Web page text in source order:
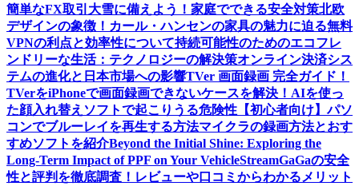
簡単なFX取引 大雪に備えよう！家庭でできる安全対策北欧
デザインの象徴！カール・ハンセンの家具の魅力に迫る無料
VPNの利点と効率性について持続可能性のためのエコフレ
ンドリーな生活：テクノロジーの解決策オンライン決済シス
テムの進化と日本市場への影響TVer 画面録画 完全ガイド！
TVerをiPhoneで画面録画できないケースを解決！ AIを使っ
た顔入れ替えソフトで起こりうる危険性 【初心者向け】パソ
コンでブルーレイを再生する方法マイクラの録画方法とおす
すめソフトを紹介Beyond the Initial Shine: Exploring the
Long-Term Impact of PPF on Your VehicleStreamGaGaの安全
性と評判を徹底調査！レビューや口コミからわかるメリット